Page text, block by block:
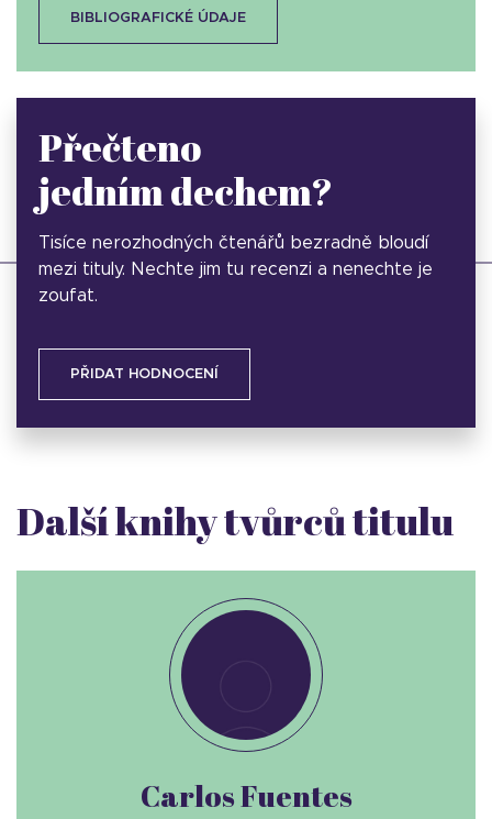
BIBLIOGRAFICKÉ ÚDAJE
Přečteno
jedním dechem?
Tisíce nerozhodných čtenářů bezradně bloudí
mezi tituly. Nechte jim tu recenzi a nenechte je
zoufat.
PŘIDAT HODNOCENÍ
Další knihy tvůrců titulu
Carlos Fuentes